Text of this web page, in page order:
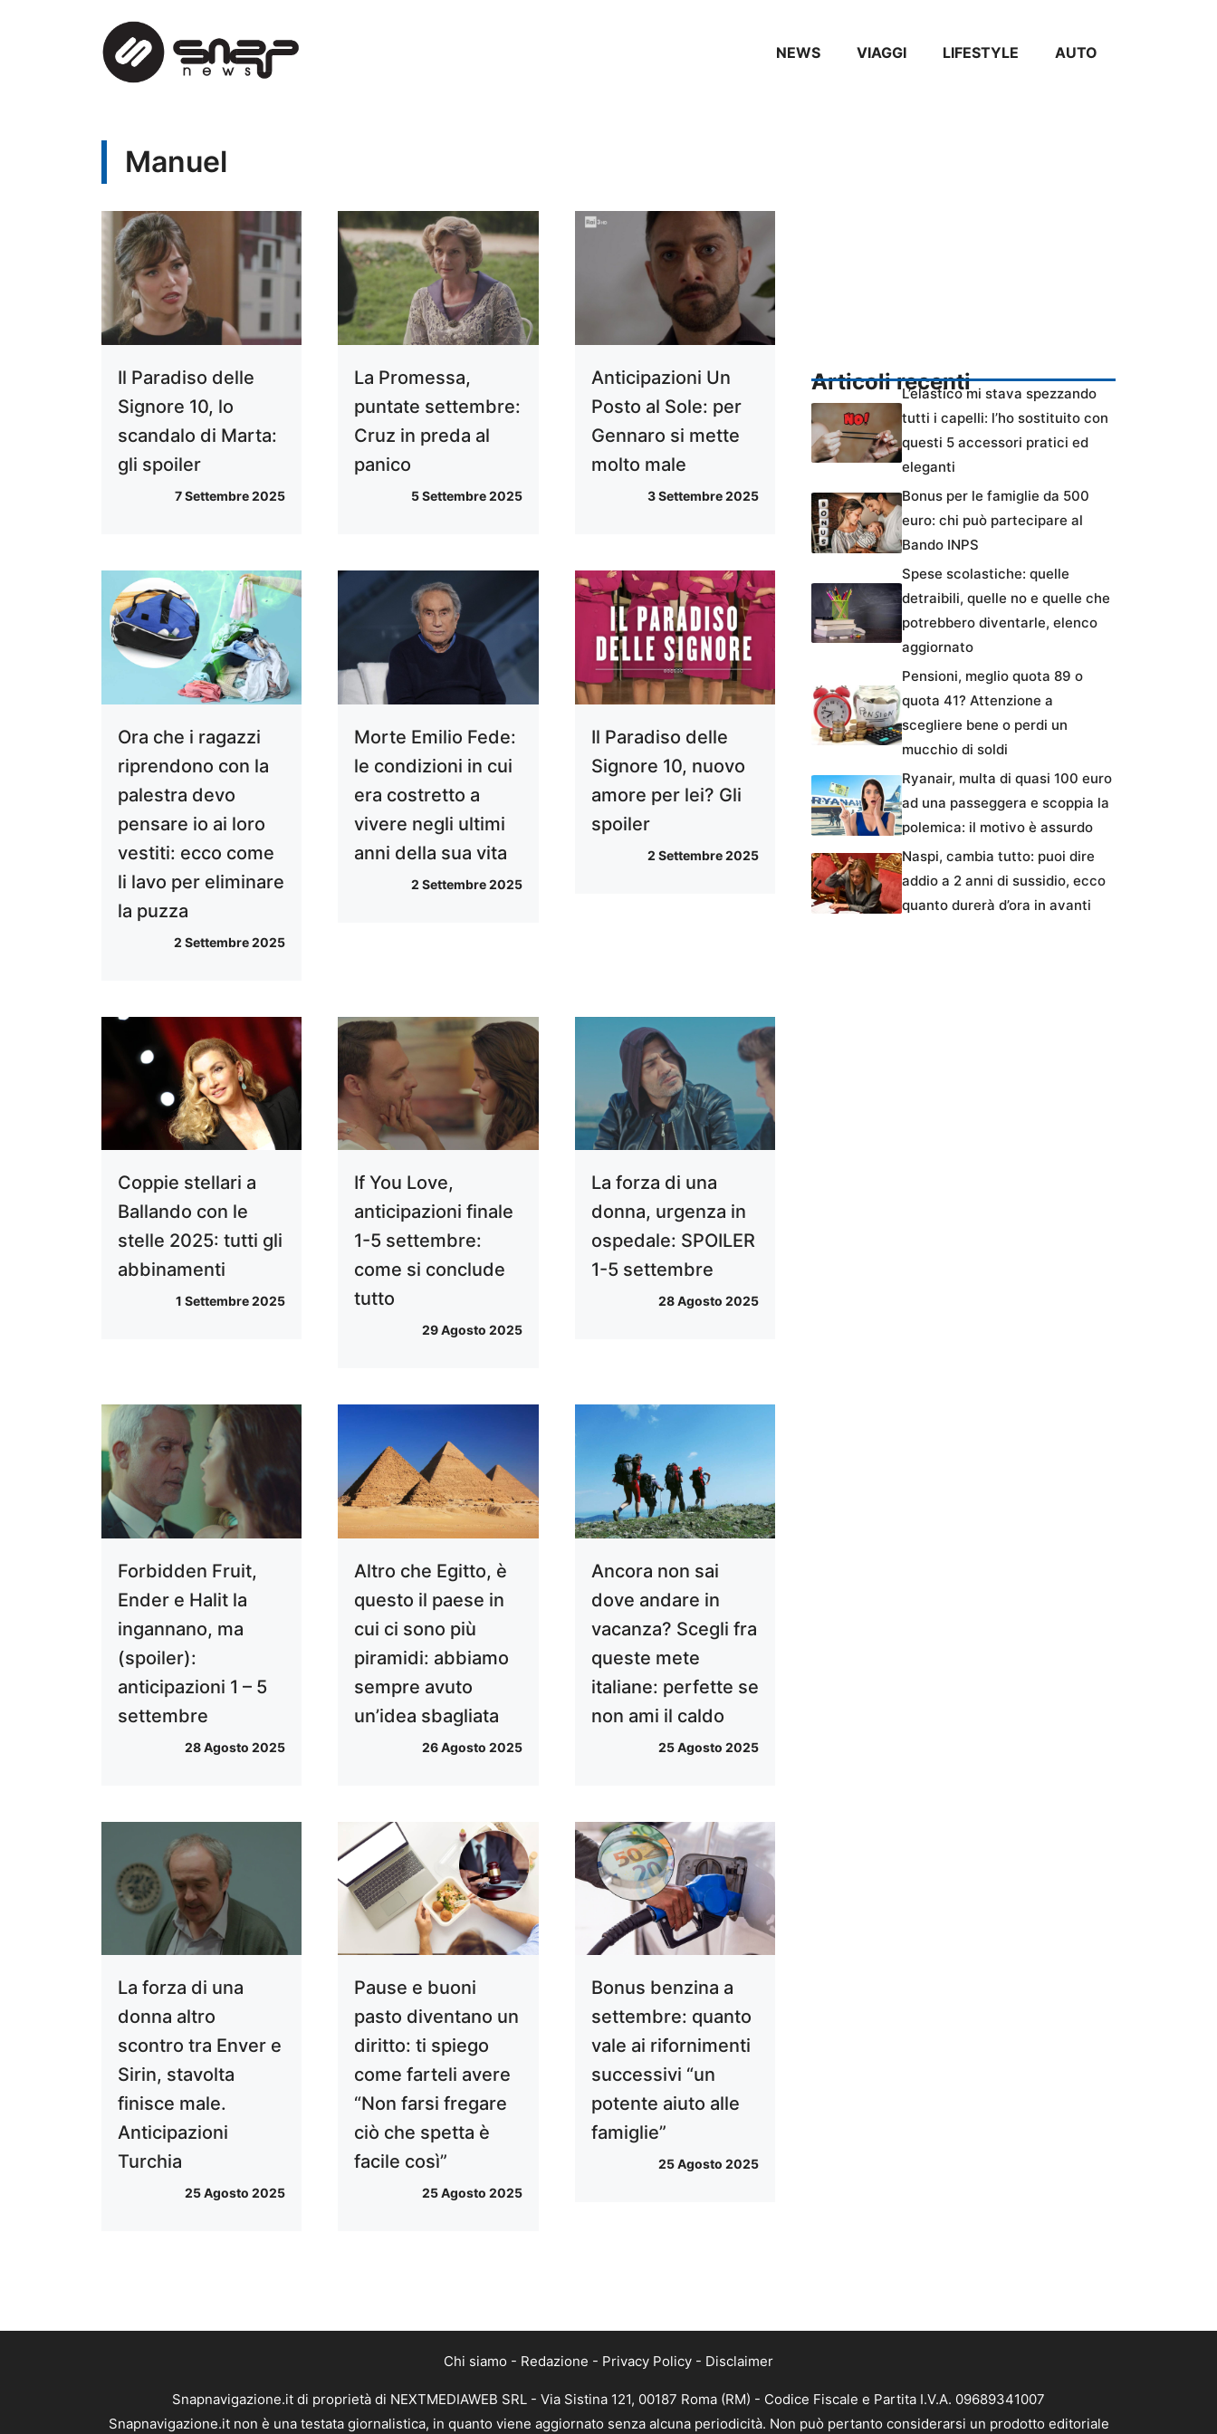
NEWS VIAGGI LIFESTYLE AUTO
Manuel
Il Paradiso delle
Signore 10, lo
scandalo di Marta:
gli spoiler
7 Settembre 2025
La Promessa,
puntate settembre:
Cruz in preda al
panico
5 Settembre 2025
Anticipazioni Un
Posto al Sole: per
Gennaro si mette
molto male
3 Settembre 2025
Ora che i ragazzi
riprendono con la
palestra devo
pensare io ai loro
vestiti: ecco come
li lavo per eliminare
la puzza
2 Settembre 2025
Morte Emilio Fede:
le condizioni in cui
era costretto a
vivere negli ultimi
anni della sua vita
2 Settembre 2025
Il Paradiso delle
Signore 10, nuovo
amore per lei? Gli
spoiler
2 Settembre 2025
Coppie stellari a
Ballando con le
stelle 2025: tutti gli
abbinamenti
1 Settembre 2025
If You Love,
anticipazioni finale
1-5 settembre:
come si conclude
tutto
29 Agosto 2025
La forza di una
donna, urgenza in
ospedale: SPOILER
1-5 settembre
28 Agosto 2025
Forbidden Fruit,
Ender e Halit la
ingannano, ma
(spoiler):
anticipazioni 1 – 5
settembre
28 Agosto 2025
Altro che Egitto, è
questo il paese in
cui ci sono più
piramidi: abbiamo
sempre avuto
un’idea sbagliata
26 Agosto 2025
Ancora non sai
dove andare in
vacanza? Scegli fra
queste mete
italiane: perfette se
non ami il caldo
25 Agosto 2025
La forza di una
donna altro
scontro tra Enver e
Sirin, stavolta
finisce male.
Anticipazioni
Turchia
25 Agosto 2025
Pause e buoni
pasto diventano un
diritto: ti spiego
come farteli avere
“Non farsi fregare
ciò che spetta è
facile così”
25 Agosto 2025
Bonus benzina a
settembre: quanto
vale ai rifornimenti
successivi “un
potente aiuto alle
famiglie”
25 Agosto 2025
Articoli recentiL’elastico mi stava spezzando
tutti i capelli: l’ho sostituito con
questi 5 accessori pratici ed
eleganti
Bonus per le famiglie da 500
euro: chi può partecipare al
Bando INPS
Spese scolastiche: quelle
detraibili, quelle no e quelle che
potrebbero diventarle, elenco
aggiornato
Pensioni, meglio quota 89 o
quota 41? Attenzione a
scegliere bene o perdi un
mucchio di soldi
Ryanair, multa di quasi 100 euro
ad una passeggera e scoppia la
polemica: il motivo è assurdo
Naspi, cambia tutto: puoi dire
addio a 2 anni di sussidio, ecco
quanto durerà d’ora in avanti
Chi siamo - Redazione - Privacy Policy - Disclaimer
Snapnavigazione.it di proprietà di NEXTMEDIAWEB SRL - Via Sistina 121, 00187 Roma (RM) - Codice Fiscale e Partita I.V.A. 09689341007
Snapnavigazione.it non è una testata giornalistica, in quanto viene aggiornato senza alcuna periodicità. Non può pertanto considerarsi un prodotto editoriale